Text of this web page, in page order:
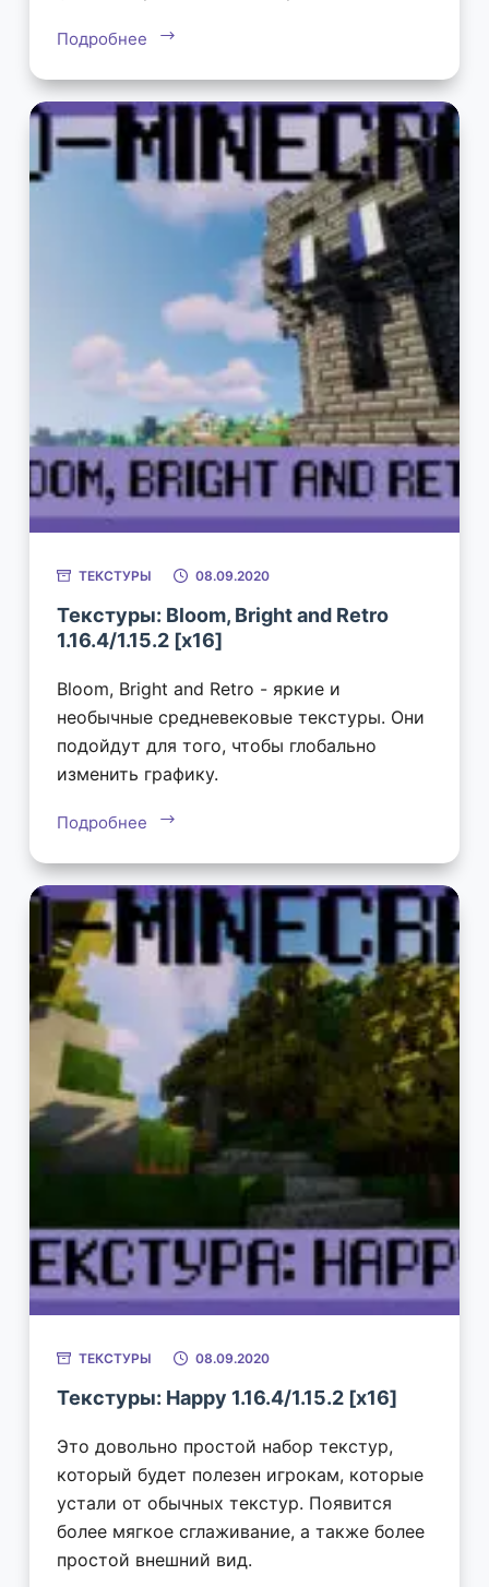
Подробнее
ТЕКСТУРЫ 08.09.2020
Текстуры: Bloom, Bright and Retro
1.16.4/1.15.2 [x16]
Bloom, Bright and Retro - яркие и
необычные средневековые текстуры. Они
подойдут для того, чтобы глобально
изменить графику.
Подробнее
ТЕКСТУРЫ 08.09.2020
Текстуры: Happy 1.16.4/1.15.2 [x16]
Это довольно простой набор текстур,
который будет полезен игрокам, которые
устали от обычных текстур. Появится
более мягкое сглаживание, а также более
простой внешний вид.